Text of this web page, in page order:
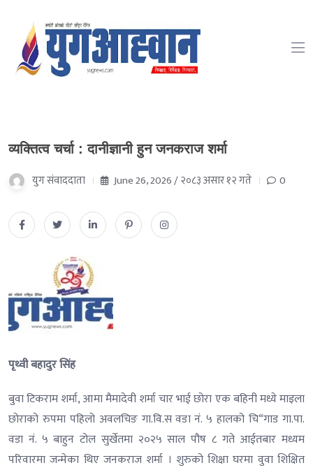
व्यक्तित्व चर्चा : दानीज्ञानी हुन जनकराज शर्मा
युग संवाददाता June 26, 2026 / २०८३ असार १२ गते 0
पृथ्वी बहादुर सिंह
बुवा टिकराम शर्मा, आमा मैमादेवी शर्मा चार भाई छोरा एक बहिनी मध्ये माइला
छोराको रुपमा पहिलो अवलचिङ गा.वि.स वडा नं. ५ हालको चि“गाड गा.पा.
वडा नं. ५ बाहुन टोल सुर्खेतमा २०२५ साल पौष ८ गते आईतबार मध्यम
परिवारमा जन्मेका थिए जनकराज शर्मा । शुरुको शिक्षा घरमा वुवा शिक्षित